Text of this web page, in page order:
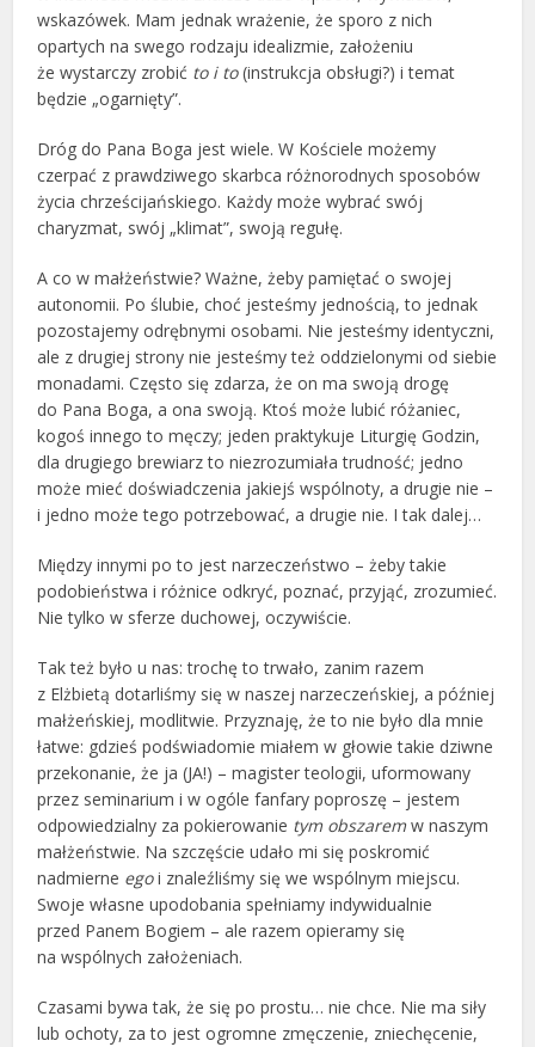
wskazówek. Mam jednak wrażenie, że sporo z nich
opartych na swego rodzaju idealizmie, założeniu
że wystarczy zrobić to i to(instrukcja obsługi?) i temat
będzie „ogarnięty”.
Dróg do Pana Boga jest wiele. W Kościele możemy
czerpać z prawdziwego skarbca różnorodnych sposobów
życia chrześcijańskiego. Każdy może wybrać swój
charyzmat, swój „klimat”, swoją regułę.
A co w małżeństwie? Ważne, żeby pamiętać o swojej
autonomii. Po ślubie, choć jesteśmy jednością, to jednak
pozostajemy odrębnymi osobami. Nie jesteśmy identyczni,
ale z drugiej strony nie jesteśmy też oddzielonymi od siebie
monadami. Często się zdarza, że on ma swoją drogę
do Pana Boga, a ona swoją. Ktoś może lubić różaniec,
kogoś innego to męczy; jeden praktykuje Liturgię Godzin,
dla drugiego brewiarz to niezrozumiała trudność; jedno
może mieć doświadczenia jakiejś wspólnoty, a drugie nie –
i jedno może tego potrzebować, a drugie nie. I tak dalej…
Między innymi po to jest narzeczeństwo – żeby takie
podobieństwa i różnice odkryć, poznać, przyjąć, zrozumieć.
Nie tylko w sferze duchowej, oczywiście.
Tak też było u nas: trochę to trwało, zanim razem
z Elżbietą dotarliśmy się w naszej narzeczeńskiej, a później
małżeńskiej, modlitwie. Przyznaję, że to nie było dla mnie
łatwe: gdzieś podświadomie miałem w głowie takie dziwne
przekonanie, że ja (JA!) – magister teologii, uformowany
przez seminarium i w ogóle fanfary poproszę – jestem
odpowiedzialny za pokierowanie tym obszaremw naszym
małżeństwie. Na szczęście udało mi się poskromić
nadmierne egoi znaleźliśmy się we wspólnym miejscu.
Swoje własne upodobania spełniamy indywidualnie
przed Panem Bogiem – ale razem opieramy się
na wspólnych założeniach.
Czasami bywa tak, że się po prostu… nie chce. Nie ma siły
lub ochoty, za to jest ogromne zmęczenie, zniechęcenie,